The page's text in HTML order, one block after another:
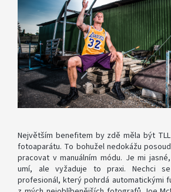
Největším benefitem by zdě měla být
fotoaparátu. To bohužel nedokážu
pracovat v manuálním módu. Je mi
umí, ale vyžaduje to praxi. Nechci
profesionál, který pohrdá automatickými